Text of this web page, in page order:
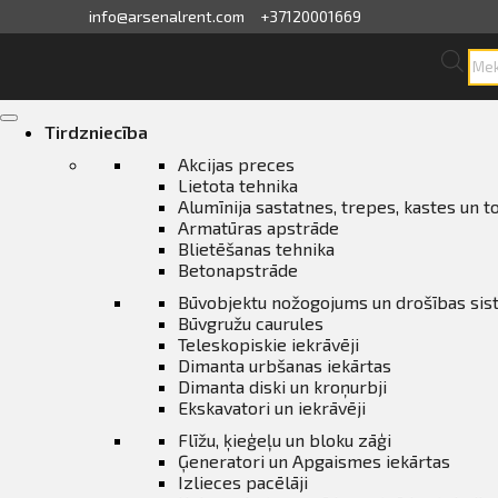
info@arsenalrent.com +37120001669
daļu pasūtīšana
Skip
Tirdzniecība
Akcijas preces
Lietota tehnika
Alumīnija sastatnes, trepes, kastes un
Armatūras apstrāde
Blietēšanas tehnika
Betonapstrāde
Būvobjektu nožogojums un drošības
Būvgružu caurules
Teleskopiskie iekrāvēji
Dimanta urbšanas iekārtas
Dimanta diski un kroņurbji
Ekskavatori un iekrāvēji
Flīžu, ķieģeļu un bloku zāģi
Ģeneratori un Apgaismes iekārtas
Izlieces pacēlāji